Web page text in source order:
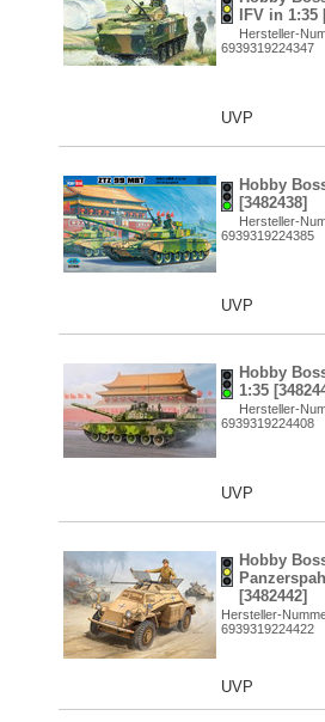
IFV in 1:35
Hersteller-
6939319224347
UVP
Hobby
[3482438]
Hersteller-
6939319224385
UVP
Hobby
1:35
Hersteller-
6939319224408
UVP
Hobby
[3482442]
Hersteller-
6939319224422
UVP